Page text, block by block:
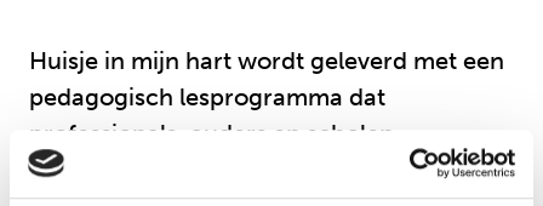
Huisje in mijn hart wordt geleverd met een
pedagogisch lesprogramma dat
professionals, ouders en scholen
ondersteunt bij het bespreekbaar maken